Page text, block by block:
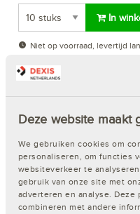
Deze website maakt
We gebruiken cookies om
personaliseren, om functies
websiteverkeer te
gebruik van onze site met
adverteren en analyse.
combineren met andere
In
Niet op voorraad, levertijd